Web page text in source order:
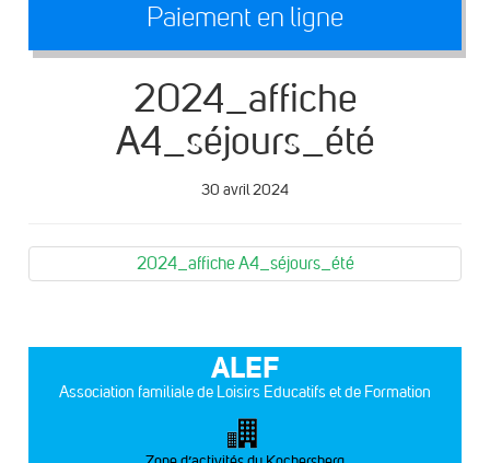
Paiement en ligne
2024_affiche
A4_séjours_été
30 avril 2024
2024_affiche A4_séjours_été
ALEF
Association familiale de Loisirs Educatifs et de Formation